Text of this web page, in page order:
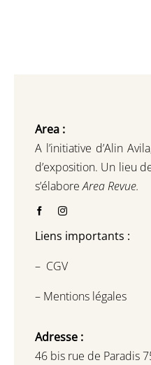
Area :
A l’initiative d’Alin
d’exposition. Un lieu
s’élaboreArea Revue.
Liens importants :
– CGV
– Mentions légales
Adresse :
46 bis rue de Paradis